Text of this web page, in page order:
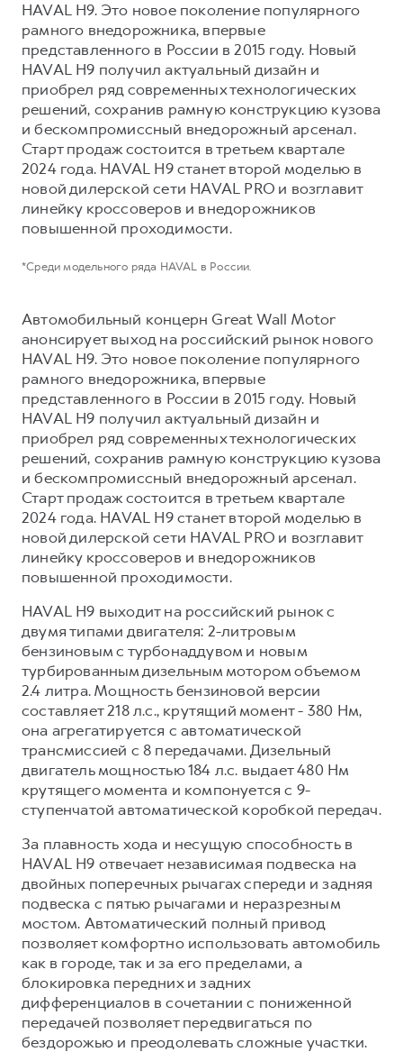
HAVAL Лизинг
АКСЕССУАРЫ HAVAL
Автомобильные аксессуары
Коллекция PRO
Коллекция Базовая
Коллекция Детская
АКСЕССУАРЫ HAVAL
Автомобильные аксессуары
Коллекция PRO
Коллекция Базовая
Коллекция Детская
HAVAL H9. Это новое поколение популярного
рамного внедорожника, впервые
представленного в России в 2015 году. Новый
HAVAL H9 получил актуальный дизайн и
приобрел ряд современных технологических
решений, сохранив рамную конструкцию кузова
и бескомпромиссный внедорожный арсенал.
Старт продаж состоится в третьем квартале
2024 года. HAVAL H9 станет второй моделью в
новой дилерской сети HAVAL PRO и возглавит
линейку кроссоверов и внедорожников
повышенной проходимости.
*Среди модельного ряда HAVAL в России.
Автомобильный концерн Great Wall Motor
анонсирует выход на российский рынок нового
HAVAL H9. Это новое поколение популярного
рамного внедорожника, впервые
представленного в России в 2015 году. Новый
HAVAL H9 получил актуальный дизайн и
приобрел ряд современных технологических
решений, сохранив рамную конструкцию кузова
и бескомпромиссный внедорожный арсенал.
Старт продаж состоится в третьем квартале
2024 года. HAVAL H9 станет второй моделью в
новой дилерской сети HAVAL PRO и возглавит
линейку кроссоверов и внедорожников
повышенной проходимости.
HAVAL H9 выходит на российский рынок с
двумя типами двигателя: 2-литровым
бензиновым с турбонаддувом и новым
турбированным дизельным мотором объемом
2.4 литра. Мощность бензиновой версии
составляет 218 л.с., крутящий момент - 380 Нм,
она агрегатируется с автоматической
трансмиссией с 8 передачами. Дизельный
двигатель мощностью 184 л.с. выдает 480 Нм
крутящего момента и компонуется с 9-
ступенчатой автоматической коробкой передач.
За плавность хода и несущую способность в
HAVAL H9 отвечает независимая подвеска на
двойных поперечных рычагах спереди и задняя
подвеска с пятью рычагами и неразрезным
мостом. Автоматический полный привод
позволяет комфортно использовать автомобиль
как в городе, так и за его пределами, а
блокировка передних и задних
дифференциалов в сочетании с пониженной
передачей позволяет передвигаться по
бездорожью и преодолевать сложные участки.